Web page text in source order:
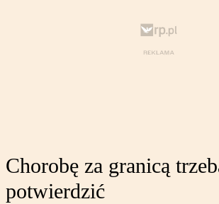
Chorobę za granicą
potwierdzić